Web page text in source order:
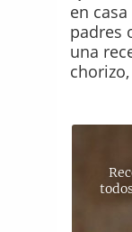
en
padres
una